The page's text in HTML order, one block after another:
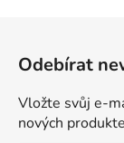
Odebírat
Vložte svůj e-
nových